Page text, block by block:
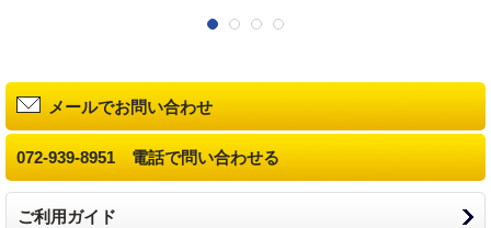
メールでお問い合わせ
072-939-8951 電話で問い合わせる
ご利用ガイド